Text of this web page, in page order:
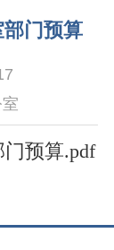
门预算
预算.pdf